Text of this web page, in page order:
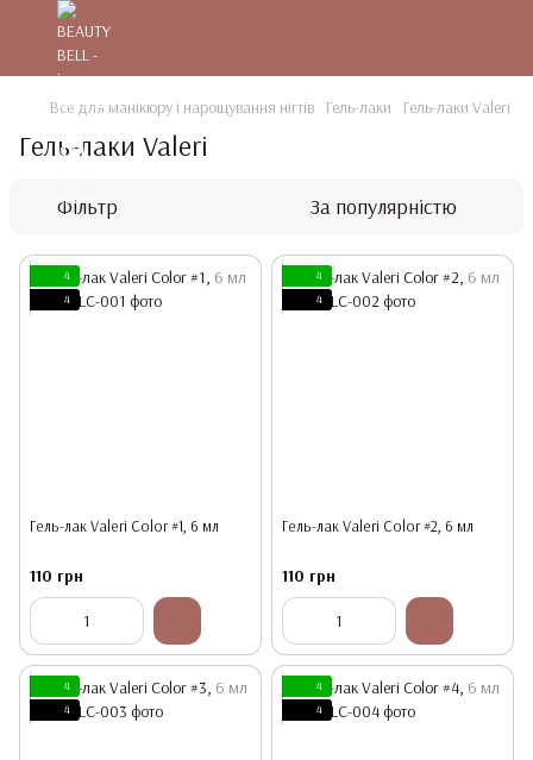
Все для манікюру і нарощування нігтів Гель-лаки Гель-лаки Valeri
Гель-лаки Valeri
Фільтр За популярністю
4
4
Гель-лак Valeri Color #1, 6 мл
110 грн
4
4
Гель-лак Valeri Color #2, 6 мл
110 грн
4
4
4
4